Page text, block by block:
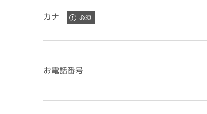
カナ
お電話番号